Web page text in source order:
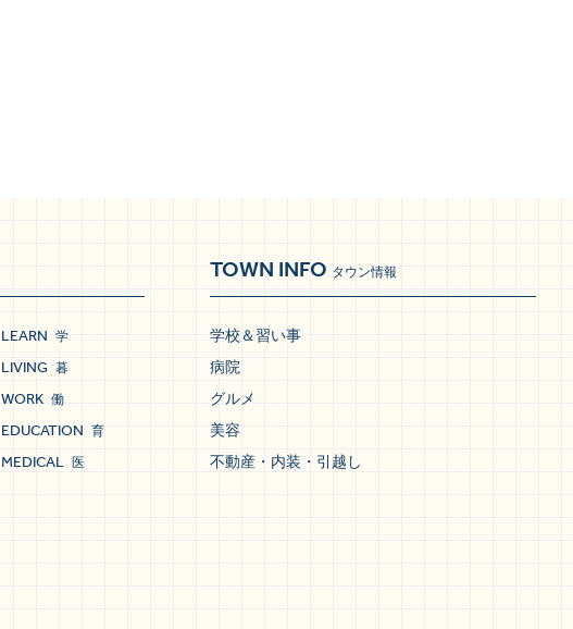
LEARN 学
LIVING 暮
WORK 働
EDUCATION 育
MEDICAL 医
TOWN INFO タウン情報
学校＆習い事
病院
グルメ
美容
不動産・内装・引越し